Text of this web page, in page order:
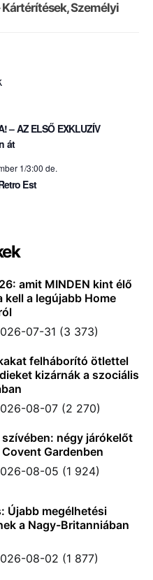
Személyi
– AZ ELSŐ EXKLUZÍV
át
1/3:00 de.
Est
amit MINDEN kint élő
kell a legújabb Home
07-31 (3 373)
felháborító ötlettel
kizárnák a szociális
08-07 (2 270)
négy járókelőt
Gardenben
08-05 (1 924)
Újabb megélhetési
a Nagy-Britanniában
08-02 (1 877)